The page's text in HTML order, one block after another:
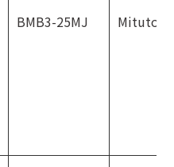
BMB3-25MJ Mitutoyo